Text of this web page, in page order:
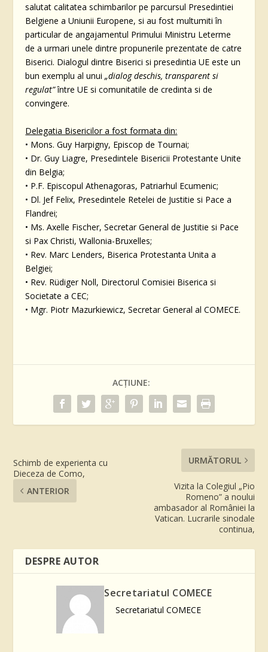
salutat calitatea schimbarilor pe parcursul Presedintiei
Belgiene a Uniunii Europene, si au fost multumiti în
particular de angajamentul Primului Ministru Leterme
de a urmari unele dintre propunerile prezentate de catre
Biserici. Dialogul dintre Biserici si presedintia UE este un
bun exemplu al unui„dialog deschis, transparent si
regulat”între UE si comunitatile de credinta si de
convingere.
Delegatia Bisericilor a fost formata din:
• Mons. Guy Harpigny, Episcop de Tournai;
• Dr. Guy Liagre, Presedintele Bisericii Protestante Unite
din Belgia;
• P.F. Episcopul Athenagoras, Patriarhul Ecumenic;
• Dl. Jef Felix, Presedintele Retelei de Justitie si Pace a
Flandrei;
• Ms. Axelle Fischer, Secretar General de Justitie si Pace
si Pax Christi, Wallonia-Bruxelles;
• Rev. Marc Lenders, Biserica Protestanta Unita a
Belgiei;
• Rev. Rüdiger Noll, Directorul Comisiei Biserica si
Societate a CEC;
• Mgr. Piotr Mazurkiewicz, Secretar General al COMECE.
ACȚIUNE:
Schimb de experienta cu
Dieceza de Como,
ANTERIOR
URMĂTORUL
Vizita la Colegiul „Pio
Romeno” a noului
ambasador al României la
Vatican. Lucrarile sinodale
continua,
DESPRE AUTOR
Secretariatul COMECE
Secretariatul COMECE